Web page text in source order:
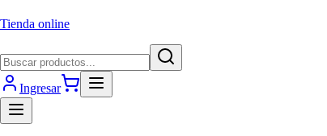
Tienda online
Ingresar